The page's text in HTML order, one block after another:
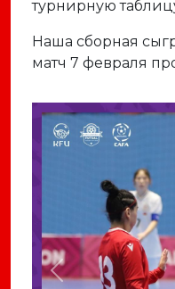
турнирную
Наша сборная
матч 7 февраля
Previous